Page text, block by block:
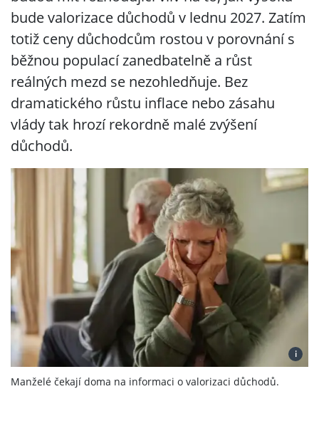
bude valorizace důchodů v lednu 2027. Zatím
totiž ceny důchodcům rostou v porovnání s
běžnou populací zanedbatelně a růst
reálných mezd se nezohledňuje. Bez
dramatického růstu inflace nebo zásahu
vlády tak hrozí rekordně malé zvýšení
důchodů.
i
Manželé čekají doma na informaci o valorizaci důchodů.